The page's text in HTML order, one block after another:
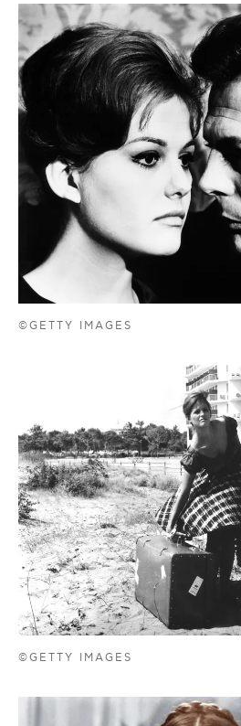
©GETTY IMAGES
©GETTY IMAGES